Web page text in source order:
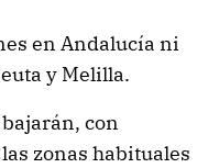
en Andalucía ni
y Melilla.
con
zonas habituales